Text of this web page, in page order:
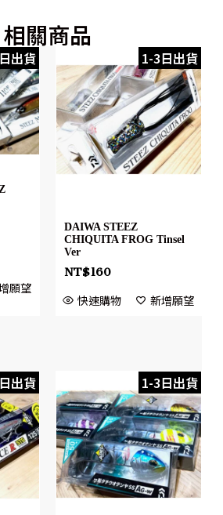
相關商品
出貨
願望
1-3日出貨
DAIWA STEEZ
CHIQUITA FROG Tinsel
Ver
NT$160
快速購物 新增願望
出貨 1-3日出貨